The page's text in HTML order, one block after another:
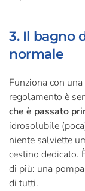
3. Il bagno
normale
Funziona con
regolamento è
che è passato
idrosolubile
niente salviette
cestino dedicato.
di più: una
di tutti.